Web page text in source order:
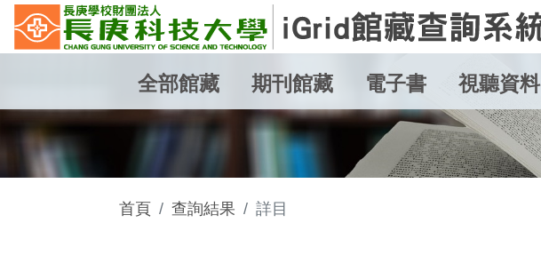
全部館藏 期刊館藏 電子書 視聽資料
首頁 查詢結果 詳目